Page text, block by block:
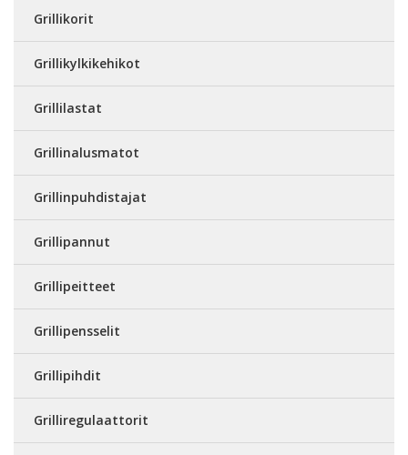
Grillikorit
Grillikylkikehikot
Grillilastat
Grillinalusmatot
Grillinpuhdistajat
Grillipannut
Grillipeitteet
Grillipensselit
Grillipihdit
Grilliregulaattorit